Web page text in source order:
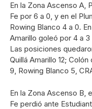
En la Zona Ascenso A,
Fe por 6 a 0, y en el
Rowing Blanco 4 a 0.
Amarillo goleó por 4 a
Las posiciones
Quillá Amarillo 12;
9, Rowing Blanco 5,
En la Zona Ascenso B,
Fe perdió ante